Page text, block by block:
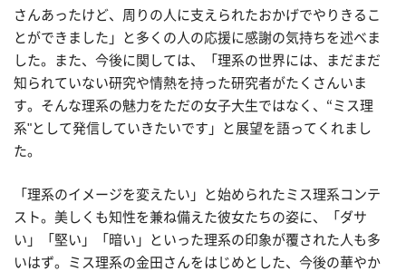
さんあったけど、周りの人に支えられたおかげでやりきるこ
とができました」と多くの人の応援に感謝の気持ちを述べま
した。また、今後に関しては、「理系の世界には、まだまだ
知られていない研究や情熱を持った研究者がたくさんいま
す。そんな理系の魅力をただの女子大生ではなく、“ミス理
系"として発信していきたいです」と展望を語ってくれまし
た。
「理系のイメージを変えたい」と始められたミス理系コンテ
スト。美しくも知性を兼ね備えた彼女たちの姿に、「ダサ
い」「堅い」「暗い」といった理系の印象が覆された人も多
いはず。ミス理系の金田さんをはじめとした、今後の華やか